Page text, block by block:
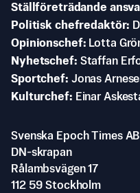
Ställföreträdande
Politisk chefredaktör
Opinionschef
Lotta
Nyhetschef Staffan
Sportchef Jonas
Kulturchef
Einar
Svenska Epoch Times AB
DN-skrapan
Rålambsvägen 17
112 59 Stockholm